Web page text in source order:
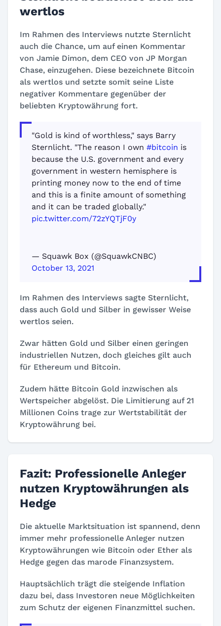
wertlos
Im Rahmen des Interviews nutzte Sternlicht
auch die Chance, um auf einen Kommentar
von Jamie Dimon, dem CEO von JP Morgan
Chase, einzugehen. Diese bezeichnete Bitcoin
als wertlos und setzte somit seine Liste
negativer Kommentare gegenüber der
beliebten Kryptowährung fort.
"Gold is kind of worthless," says Barry
Sternlicht. "The reason I own #bitcoin is
because the U.S. government and every
government in western hemisphere is
printing money now to the end of time
and this is a finite amount of something
and it can be traded globally."
pic.twitter.com/72zYQTjF0y
— Squawk Box (@SquawkCNBC)
October 13, 2021
Im Rahmen des Interviews sagte Sternlicht,
dass auch Gold und Silber in gewisser Weise
wertlos seien.
Zwar hätten Gold und Silber einen geringen
industriellen Nutzen, doch gleiches gilt auch
für Ethereum und Bitcoin.
Zudem hätte Bitcoin Gold inzwischen als
Wertspeicher abgelöst. Die Limitierung auf 21
Millionen Coins trage zur Wertstabilität der
Kryptowährung bei.
Fazit: Professionelle Anleger
nutzen Kryptowährungen als
Hedge
Die aktuelle Marktsituation ist spannend, denn
immer mehr professionelle Anleger nutzen
Kryptowährungen wie Bitcoin oder Ether als
Hedge gegen das marode Finanzsystem.
Hauptsächlich trägt die steigende Inflation
dazu bei, dass Investoren neue Möglichkeiten
zum Schutz der eigenen Finanzmittel suchen.